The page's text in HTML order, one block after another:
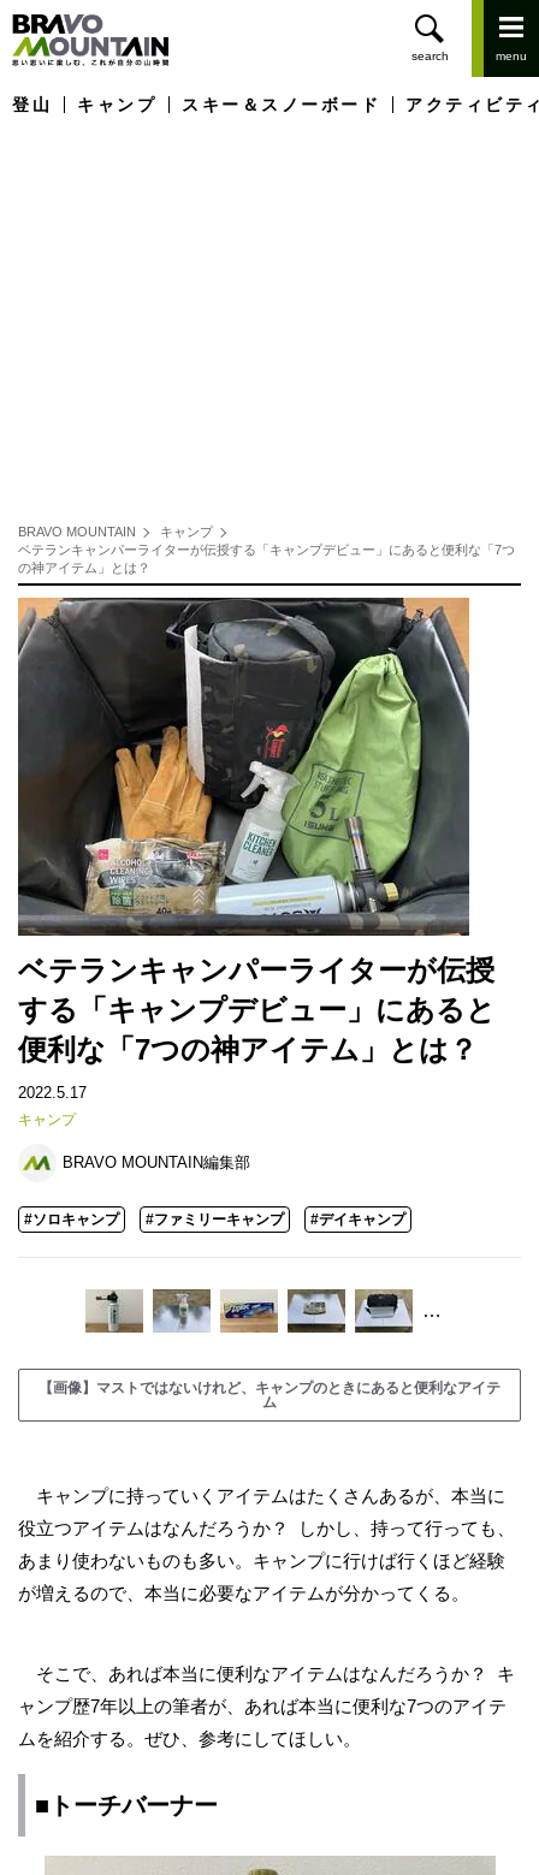
登山 キャンプ スキー＆スノーボード アクティビテ
BRAVO MOUNTAIN
キャンプ
ベテランキャンパーライターが伝授する「キャンプデビュー」にあると便利な「7つ
の神アイテム」とは？
ベテランキャンパーライターが伝授
する「キャンプデビュー」にあると
便利な「7つの神アイテム」とは？
2022.5.17
キャンプ
BRAVO MOUNTAIN編集部
#ソロキャンプ #ファミリーキャンプ #デイキャンプ
…
【画像】マストではないけれど、キャンプのときにあると便利なアイテ
ム
キャンプに持っていくアイテムはたくさんあるが、本当に
役立つアイテムはなんだろうか？ しかし、持って行っても、
あまり使わないものも多い。キャンプに行けば行くほど経験
が増えるので、本当に必要なアイテムが分かってくる。
そこで、あれば本当に便利なアイテムはなんだろうか？ キ
ャンプ歴7年以上の筆者が、あれば本当に便利な7つのアイテ
ムを紹介する。ぜひ、参考にしてほしい。
■トーチバーナー